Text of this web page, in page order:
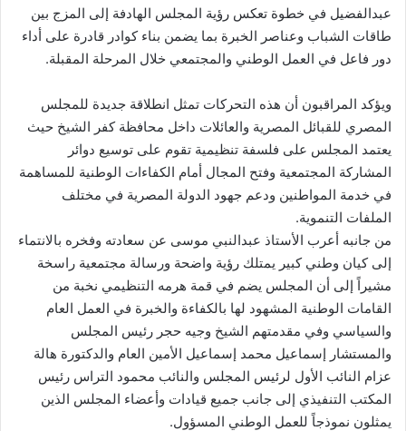
عبدالفضيل في خطوة تعكس رؤية المجلس الهادفة إلى المزج بين
طاقات الشباب وعناصر الخبرة بما يضمن بناء كوادر قادرة على أداء
دور فاعل في العمل الوطني والمجتمعي خلال المرحلة المقبلة.
ويؤكد المراقبون أن هذه التحركات تمثل انطلاقة جديدة للمجلس
المصري للقبائل المصرية والعائلات داخل محافظة كفر الشيخ حيث
يعتمد المجلس على فلسفة تنظيمية تقوم على توسيع دوائر
المشاركة المجتمعية وفتح المجال أمام الكفاءات الوطنية للمساهمة
في خدمة المواطنين ودعم جهود الدولة المصرية في مختلف
الملفات التنموية.
من جانبه أعرب الأستاذ عبدالنبي موسى عن سعادته وفخره بالانتماء
إلى كيان وطني كبير يمتلك رؤية واضحة ورسالة مجتمعية راسخة
مشيراً إلى أن المجلس يضم في قمة هرمه التنظيمي نخبة من
القامات الوطنية المشهود لها بالكفاءة والخبرة في العمل العام
والسياسي وفي مقدمتهم الشيخ وجيه حجر رئيس المجلس
والمستشار إسماعيل محمد إسماعيل الأمين العام والدكتورة هالة
عزام النائب الأول لرئيس المجلس والنائب محمود التراس رئيس
المكتب التنفيذي إلى جانب جميع قيادات وأعضاء المجلس الذين
يمثلون نموذجاً للعمل الوطني المسؤول.